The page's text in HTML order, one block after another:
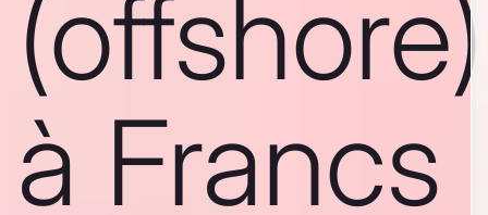
(offshore)
à Francs